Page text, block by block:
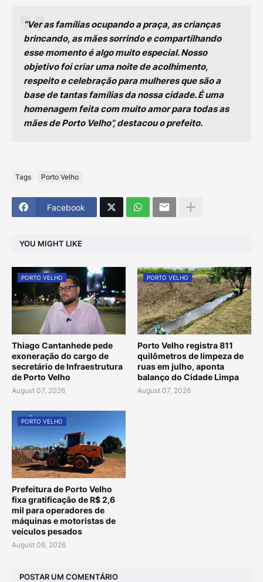
“Ver as famílias ocupando a praça, as crianças
brincando, as mães sorrindo e compartilhando
esse momento é algo muito especial. Nosso
objetivo foi criar uma noite de acolhimento,
respeito e celebração para mulheres que são a
base de tantas famílias da nossa cidade. É uma
homenagem feita com muito amor para todas as
mães de Porto Velho”, destacou o prefeito.
Tags Porto Velho
Facebook
YOU MIGHT LIKE
PORTO VELHO
Thiago Cantanhede pede
exoneração do cargo de
secretário de Infraestrutura
de Porto Velho
August 07, 2026
PORTO VELHO
Porto Velho registra 811
quilômetros de limpeza de
ruas em julho, aponta
balanço do Cidade Limpa
August 07, 2026
PORTO VELHO
Prefeitura de Porto Velho
fixa gratificação de R$ 2,6
mil para operadores de
máquinas e motoristas de
veículos pesados
August 06, 2026
POSTAR UM COMENTÁRIO